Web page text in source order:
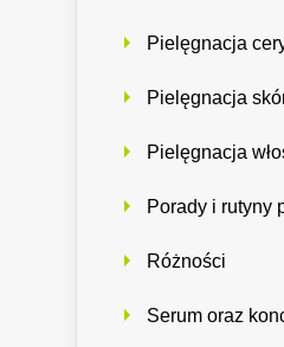
Pielęgnacja
Pielęgnacja
Pielęgnacja
Porady i rutyny
Różności
Serum oraz